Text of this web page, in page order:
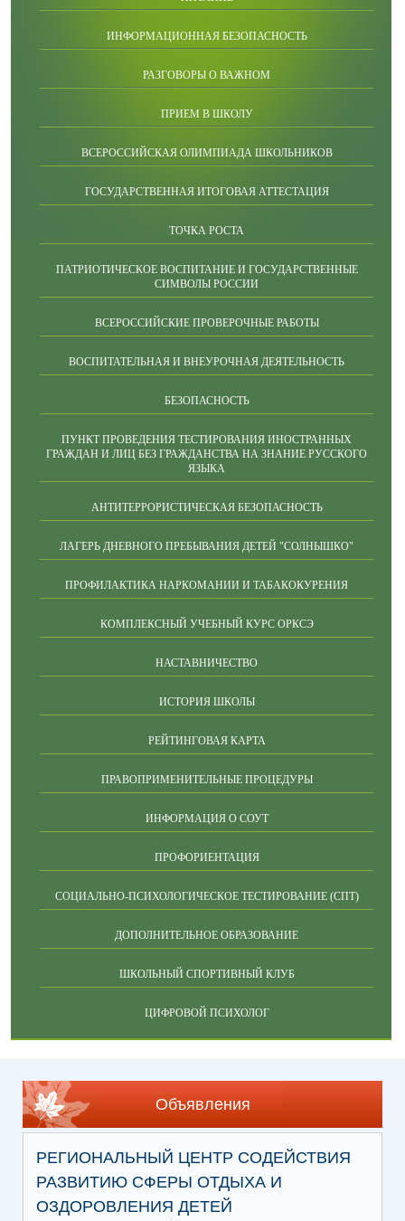
ИНФОРМАЦИОННАЯ БЕЗОПАСНОСТЬ
РАЗГОВОРЫ О ВАЖНОМ
ПРИЕМ В ШКОЛУ
ВСЕРОССИЙСКАЯ ОЛИМПИАДА ШКОЛЬНИКОВ
ГОСУДАРСТВЕННАЯ ИТОГОВАЯ АТТЕСТАЦИЯ
ТОЧКА РОСТА
ПАТРИОТИЧЕСКОЕ ВОСПИТАНИЕ И ГОСУДАРСТВЕННЫЕ
СИМВОЛЫ РОССИИ
ВСЕРОССИЙСКИЕ ПРОВЕРОЧНЫЕ РАБОТЫ
ВОСПИТАТЕЛЬНАЯ И ВНЕУРОЧНАЯ ДЕЯТЕЛЬНОСТЬ
БЕЗОПАСНОСТЬ
ПУНКТ ПРОВЕДЕНИЯ ТЕСТИРОВАНИЯ ИНОСТРАННЫХ
ГРАЖДАН И ЛИЦ БЕЗ ГРАЖДАНСТВА НА ЗНАНИЕ РУССКОГО
ЯЗЫКА
АНТИТЕРРОРИСТИЧЕСКАЯ БЕЗОПАСНОСТЬ
ЛАГЕРЬ ДНЕВНОГО ПРЕБЫВАНИЯ ДЕТЕЙ "СОЛНЫШКО"
ПРОФИЛАКТИКА НАРКОМАНИИ И ТАБАКОКУРЕНИЯ
КОМПЛЕКСНЫЙ УЧЕБНЫЙ КУРС ОРКСЭ
НАСТАВНИЧЕСТВО
ИСТОРИЯ ШКОЛЫ
РЕЙТИНГОВАЯ КАРТА
ПРАВОПРИМЕНИТЕЛЬНЫЕ ПРОЦЕДУРЫ
ИНФОРМАЦИЯ О СОУТ
ПРОФОРИЕНТАЦИЯ
СОЦИАЛЬНО-ПСИХОЛОГИЧЕСКОЕ ТЕСТИРОВАНИЕ (СПТ)
ДОПОЛНИТЕЛЬНОЕ ОБРАЗОВАНИЕ
ШКОЛЬНЫЙ СПОРТИВНЫЙ КЛУБ
ЦИФРОВОЙ ПСИХОЛОГ
Объявления
РЕГИОНАЛЬНЫЙ ЦЕНТР СОДЕЙСТВИЯ
РАЗВИТИЮ СФЕРЫ ОТДЫХА И
ОЗДОРОВЛЕНИЯ ДЕТЕЙ